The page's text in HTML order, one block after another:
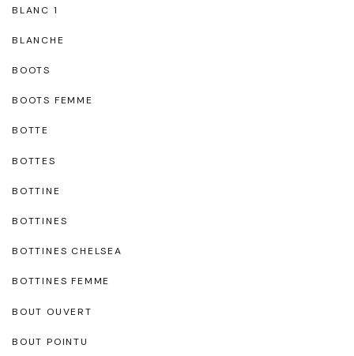
BLANC 1
BLANCHE
BOOTS
BOOTS FEMME
BOTTE
BOTTES
BOTTINE
BOTTINES
BOTTINES CHELSEA
BOTTINES FEMME
BOUT OUVERT
BOUT POINTU